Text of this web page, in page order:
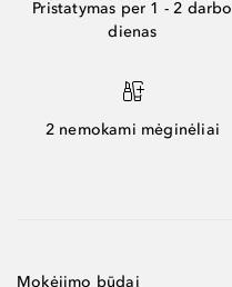
Pristatymas per 1 - 2 darbo
dienas
2 nemokami mėginėliai
Mokėjimo būdai